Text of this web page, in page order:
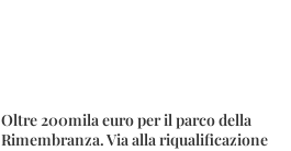
Oltre 200mila euro per il parco della
Rimembranza. Via alla riqualificazione